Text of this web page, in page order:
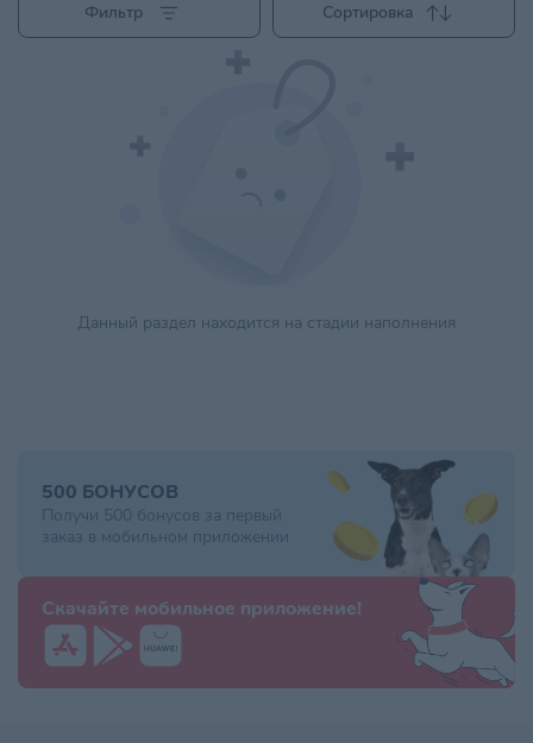
Фильтр Сортировка
Данный раздел находится на стадии наполнения
500 БОНУСОВ
Получи 500 бонусов за первый
заказ в мобильном приложении
Скачайте мобильное приложение!